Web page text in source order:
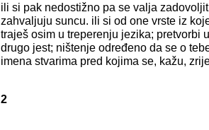
ili si pak nedostižno pa se valja
zahvaljuju suncu. ili si od one vrste iz
traješ osim u treperenju jezika; pretvorbi
drugo jest; ništenje određeno da se o
imena stvarima pred kojima se, kažu,
2